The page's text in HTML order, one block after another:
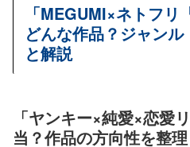
「MEGUMI×ネトフ
どんな作品？ジャン
と解説
「ヤンキー×純愛×恋愛
当？作品の方向性を整理